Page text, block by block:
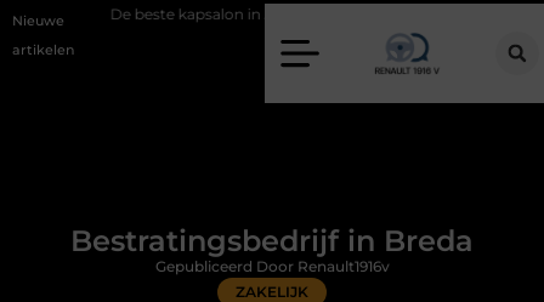
Nieuwe
artikelen
beste kapsalon in Arnhem: meer dan alleen een knipbeurt
Bestratingsbedrijf in Breda
ZAKELIJK
Gepubliceerd Door Renault1916v